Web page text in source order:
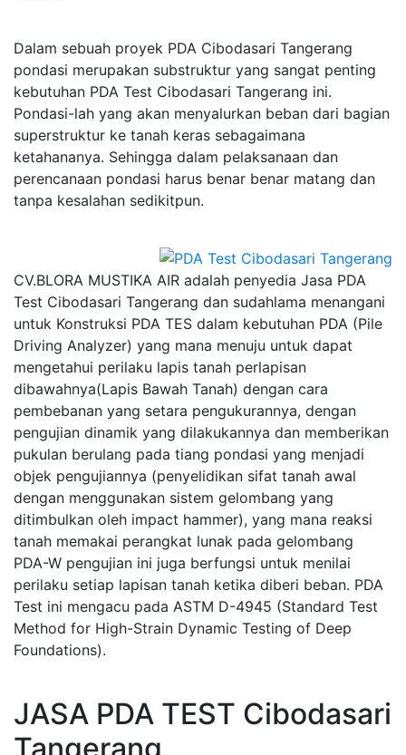
Dalam sebuah proyek PDA Cibodasari Tangerang
pondasi merupakan substruktur yang sangat penting
kebutuhan PDA Test Cibodasari Tangerang ini.
Pondasi-lah yang akan menyalurkan beban dari bagian
superstruktur ke tanah keras sebagaimana
ketahananya. Sehingga dalam pelaksanaan dan
perencanaan pondasi harus benar benar matang dan
tanpa kesalahan sedikitpun.
CV.BLORA MUSTIKA AIR adalah penyedia Jasa PDA
Test Cibodasari Tangerang dan sudahlama menangani
untuk Konstruksi PDA TES dalam kebutuhan PDA (Pile
Driving Analyzer) yang mana menuju untuk dapat
mengetahui perilaku lapis tanah perlapisan
dibawahnya(Lapis Bawah Tanah) dengan cara
pembebanan yang setara pengukurannya, dengan
pengujian dinamik yang dilakukannya dan memberikan
pukulan berulang pada tiang pondasi yang menjadi
objek pengujiannya (penyelidikan sifat tanah awal
dengan menggunakan sistem gelombang yang
ditimbulkan oleh impact hammer), yang mana reaksi
tanah memakai perangkat lunak pada gelombang
PDA-W pengujian ini juga berfungsi untuk menilai
perilaku setiap lapisan tanah ketika diberi beban. PDA
Test ini mengacu pada ASTM D-4945 (Standard Test
Method for High-Strain Dynamic Testing of Deep
Foundations).
JASA PDA TEST Cibodasari